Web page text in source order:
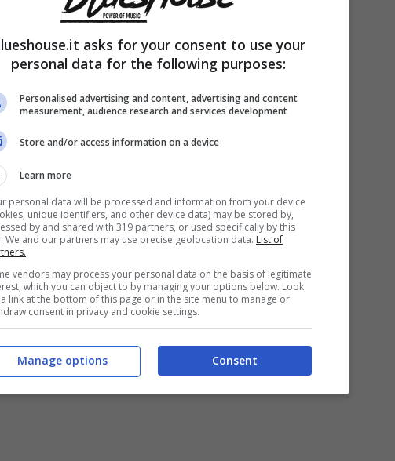
le stellec’è stato un altro battibecco
in passato i due si sono lanciati
antipatia sia nata molto tempo fa.
asks for your consent to use your
personal data for the following purposes:
Personalised advertising and content, advertising and content
measurement, audience research and services development
Store and/or access information on a device
Learn more
personal data will be processed and information from your device
unique identifiers, and other device data) may be stored by,
by and shared with 319 partners, or used specifically by this
We and our partners may use precise geolocation data. List of
vendors may process your personal data on the basis of legitimate
which you can object to by managing your options below. Look
link at the bottom of this page or in the site menu to manage or
consent in privacy and cookie settings.
Consent
Manage options